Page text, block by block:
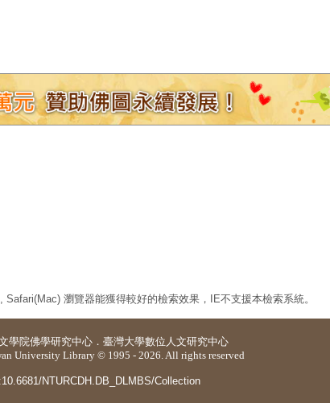
瀏覽器能獲得較好的檢索效果，IE不支援本檢索系統。
學院佛學研究中心 ． 臺灣大學數位人文研究中心
University Library © 1995 - 2026. All rights reserved
NTURCDH.DB_DLMBS/Collection